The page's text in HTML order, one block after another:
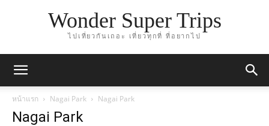
Wonder Super Trips
ไปเที่ยวกันเถอะ เที่ยวทุกที่ ที่อยากไป
หน้าแรก Nagai Park Nagai Park
Nagai Park